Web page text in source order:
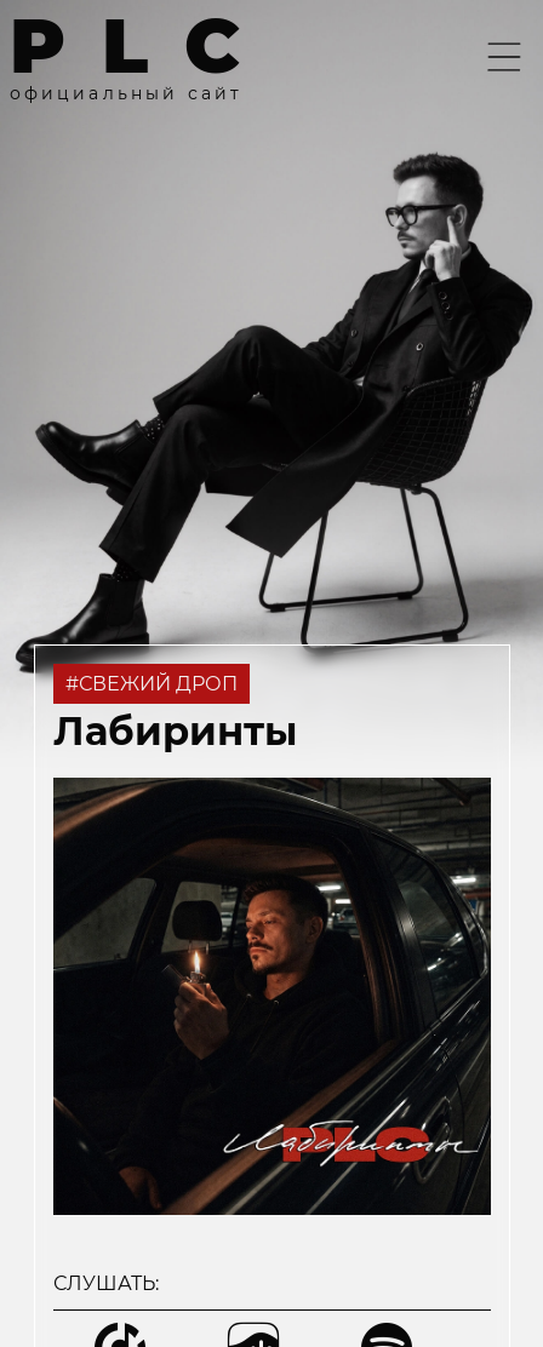
P L C
о ф и ц и а л ь н ы й са й т
#СВЕЖИЙ ДРОП
Лабиринты
СЛУШАТЬ: